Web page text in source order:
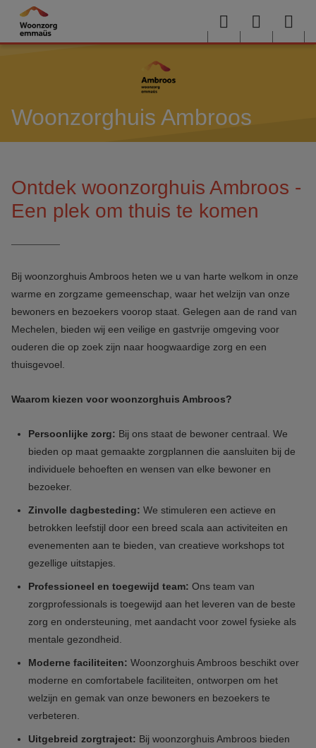
Overslaan en naar de inhoud gaan
Menu User
Woonzorghuis Ambroos
Ontdek woonzorghuis Ambroos -
Een plek om thuis te komen
Bij woonzorghuisAmbroos heten we u van harte welkom in onze
warme en zorgzame gemeenschap, waar het welzijn van onze
bewoners en bezoekers voorop staat. Gelegen aan de rand van
Mechelen, bieden wij een veilige en gastvrije omgeving voor
ouderen die op zoek zijn naar hoogwaardige zorg en een
thuisgevoel.
Waarom kiezen voor woonzorghuis Ambroos?
Persoonlijke zorg: Bij ons staat de bewoner centraal. We
bieden op maat gemaakte zorgplannen die aansluiten bij de
individuele behoeften en wensen van elke bewoner en
bezoeker.
Zinvolle dagbesteding: We stimuleren een actieve en
betrokken leefstijl door een breed scala aan activiteiten en
evenementen aan te bieden, van creatieve workshops tot
gezellige uitstapjes.
Professioneel en toegewijd team: Ons team van
zorgprofessionals is toegewijd aan het leveren van de beste
zorg en ondersteuning, met aandacht voor zowel fysieke als
mentale gezondheid.
Moderne faciliteiten: WoonzorghuisAmbroos beschikt over
moderne en comfortabele faciliteiten, ontworpen om het
welzijn en gemak van onze bewoners en bezoekers te
verbeteren.
Uitgebreid zorgtraject: Bij woonzorghuisAmbroos bieden